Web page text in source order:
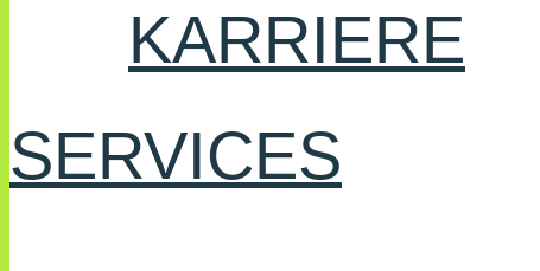
KARRIERE
SERVICES